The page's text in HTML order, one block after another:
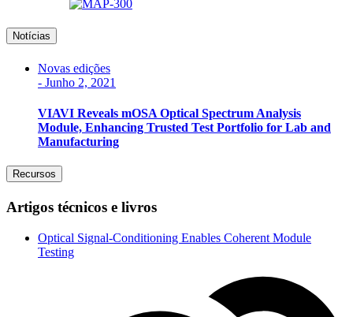
Notícias
Novas edições
- Junho 2, 2021
VIAVI Reveals mOSA Optical Spectrum Analysis
Module, Enhancing Trusted Test Portfolio for Lab and
Manufacturing
Recursos
Artigos técnicos e livros
Optical Signal-Conditioning Enables Coherent Module
Testing